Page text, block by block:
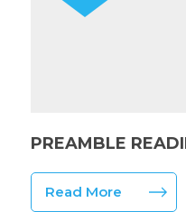
PREAMBLE
Read More